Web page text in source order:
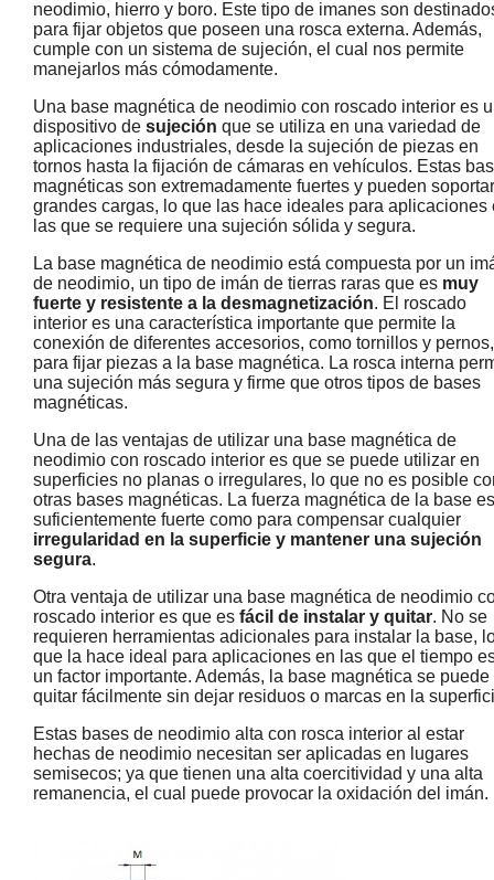
neodimio, hierro y boro. Este tipo de imanes son
para fijar objetos que poseen una rosca externa. Además,
cumple con un sistema de sujeción, el cual nos permite
manejarlos más cómodamente.
Una base magnética de neodimio con roscado interior es
dispositivo de sujeción que se utiliza en una variedad de
aplicaciones industriales, desde la sujeción de piezas en
tornos hasta la fijación de cámaras en vehículos. Estas
magnéticas son extremadamente fuertes y pueden soportar
grandes cargas, lo que las hace ideales para aplicaciones
las que se requiere una sujeción sólida y segura.
La base magnética de neodimio está compuesta por un
de neodimio, un tipo de imán de tierras raras que es muy
fuerte y resistente a la desmagnetización. El roscado
interior es una característica importante que permite la
conexión de diferentes accesorios, como tornillos y pernos,
para fijar piezas a la base magnética. La rosca interna
una sujeción más segura y firme que otros tipos de bases
magnéticas.
Una de las ventajas de utilizar una base magnética de
neodimio con roscado interior es que se puede utilizar en
superficies no planas o irregulares, lo que no es posible
otras bases magnéticas. La fuerza magnética de la base
suficientemente fuerte como para compensar cualquier
irregularidad en la superficie y mantener una sujeción
segura.
Otra ventaja de utilizar una base magnética de neodimio
roscado interior es que es fácil de instalar y quitar. No se
requieren herramientas adicionales para instalar la base,
que la hace ideal para aplicaciones en las que el tiempo
un factor importante. Además, la base magnética se puede
quitar fácilmente sin dejar residuos o marcas en la
Estas bases de neodimio alta con rosca interior al estar
hechas de neodimio necesitan ser aplicadas en lugares
semisecos; ya que tienen una alta coercitividad y una alta
remanencia, el cual puede provocar la oxidación del imán.